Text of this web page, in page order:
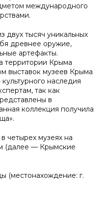
международного
двух тысяч уникальных
древнее оружие,
артефакты.
территории Крыма
выставок музеев Крыма
наследия
так как
в
коллекция получила
четырех музеях на
(далее — Крымские
(местонахождение: г.